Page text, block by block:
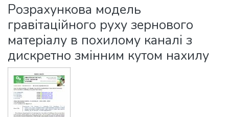
Statistics
Розрахункова модель
гравітаційного руху зернового
матеріалу в похилому каналі з
дискретно змінним кутом нахилу